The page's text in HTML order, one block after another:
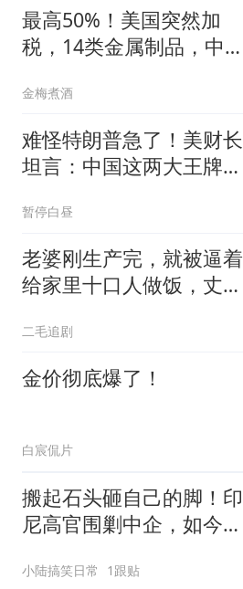
最高50%！美国突然加
税，14类金属制品，中国
金梅煮酒
难怪特朗普急了！美财长
坦言：中国这两大王牌，
暂停白昼
老婆刚生产完，就被逼着
给家里十口人做饭，丈夫
二毛追剧
金价彻底爆了！
白宸侃片
搬起石头砸自己的脚！印
尼高官围剿中企，如今烂
小陆搞笑日常 1跟贴